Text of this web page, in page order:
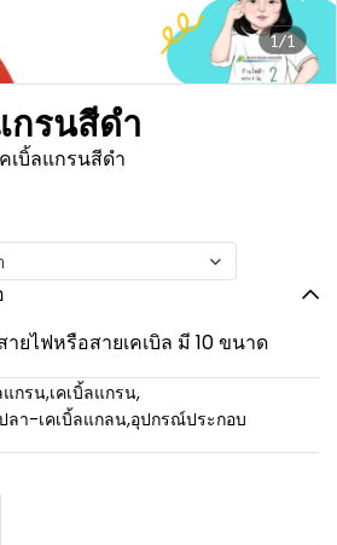
1/1
กรนสีดำ
คเบิ้ลแกรนสีดำ
ยไฟหรือสายเคเบิล มี 10 ขนาด
แกรน,เคเบิ้ลแกรน,
ลา-เคเบิ้ลแกลน,อุปกรณ์ประกอบ